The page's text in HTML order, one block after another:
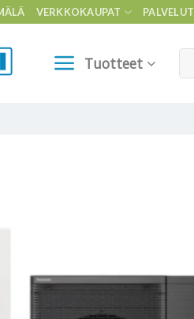
VERKKOKAUPAT PALVELUT
Tuotteet